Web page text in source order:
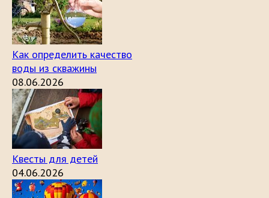
Как определить качество
воды из скважины
08.06.2026
Квесты для детей
04.06.2026